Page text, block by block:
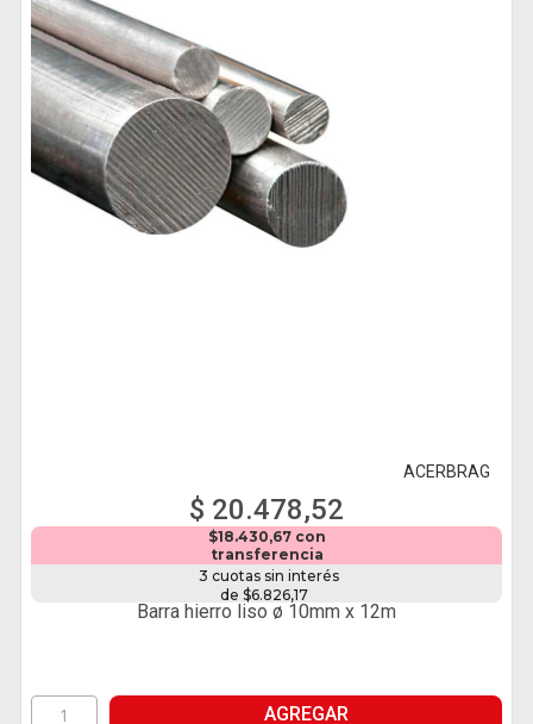
ACERBRAG
$ 20.478,52
$18.430,67 con
transferencia
3 cuotas sin interés
de $6.826,17
Barra hierro liso ø 10mm x 12m
AGREGAR